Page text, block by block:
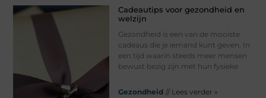
Cadeautips voor gezondheid en
welzijn
Gezondheid is een van de mooiste
cadeaus die je iemand kunt geven. In
een tijd waarin steeds meer mensen
bewust bezig zijn met hun fysieke
Gezondheid // Lees verder »